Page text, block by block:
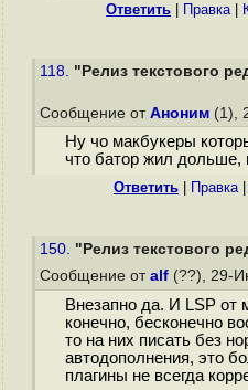
Ответить Правка|
118. "Релиз текстового
Сообщение от Аноним (1),
Ну чо макбукеры
что батор жил дольше,
Ответить Правка|
150. "Релиз текстового
Сообщение от alf (??), 29-
Внезапно да. И LSP от
конечно, бесконечно
то на них писать без
автодополнения, это
плагины не всегда